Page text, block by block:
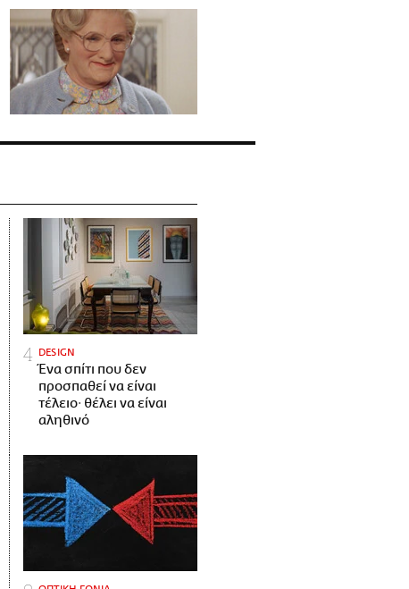
DESIGN
Ένα σπίτι που δεν
προσπαθεί να είναι
τέλειο· θέλει να είναι
αληθινό